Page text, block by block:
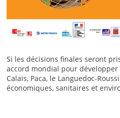
Si les décisions finales seront
accord mondial pour développer
Calais, Paca, le Languedoc-
économiques, sanitaires et